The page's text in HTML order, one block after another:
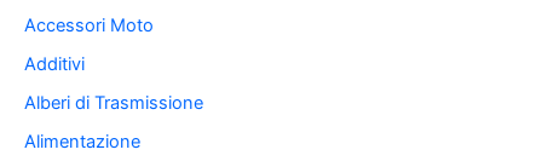
Accessori Moto
Additivi
Alberi di Trasmissione
Alimentazione